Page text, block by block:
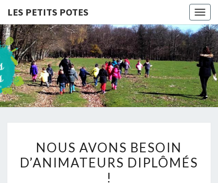
LES PETITS POTES
LES
PETITS
POTES
Association
D'accueil
De Loisirs
AVONS
BESOIN
D’ANIMATEURS
NOUS AVONS BESOIN
D’ANIMATEURS DIPLÔMÉS
!